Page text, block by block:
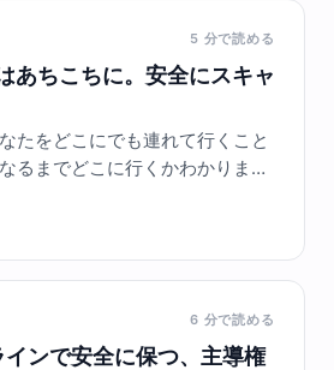
5 分で読める
あちこちに。安全にスキャ
たをどこにでも連れて行くこと
るまでどこに行くかわかりませ
法をご紹介します。
6 分で読める
ンで安全に保つ、主導権